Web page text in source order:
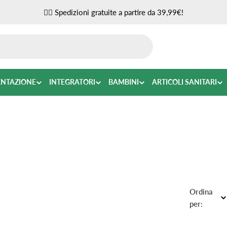
✌🏼 Spedizioni gratuite a partire da 39,99€!
INTEGRATORI BAMBINI ARTICOLI SANITARI
Ordina
per: